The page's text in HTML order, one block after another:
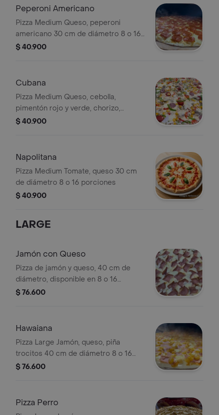
Peperoni Americano
Pizza Medium Queso, peperoni
americano 30 cm de diámetro 8 o 16
porciones
$ 40.900
Cubana
Pizza Medium Queso, cebolla,
pimentón rojo y verde, chorizo,
butifarra, pollo, piña trocitos, uvas
$ 40.900
Napolitana
Pizza Medium Tomate, queso 30 cm
de diámetro 8 o 16 porciones
$ 40.900
LARGE
Jamón con Queso
Pizza de jamón y queso, 40 cm de
diámetro, disponible en 8 o 16
porciones.
$ 76.600
Hawaiana
Pizza Large Jamón, queso, piña
trocitos 40 cm de diámetro 8 o 16
porciones
$ 76.600
Pizza Perro